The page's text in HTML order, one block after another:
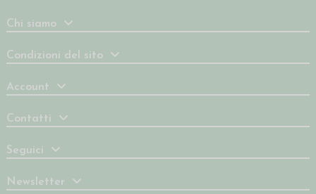
Chi siamo
Condizioni del sito
Account
Contatti
Seguici
Newsletter